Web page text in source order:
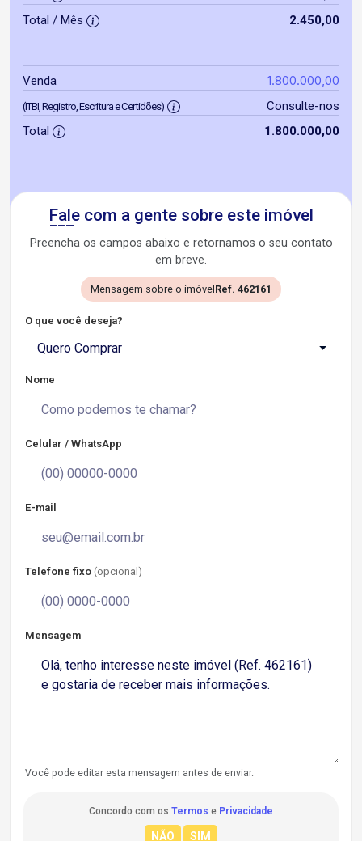
Total / Mês
2.450,00
Venda 1.800.000,00
(ITBI, Registro, Escritura e Certidões)
Consulte-nos
Total
1.800.000,00
Fale com a gente sobre este imóvel
Preencha os campos abaixo e retornamos o seu contato
em breve.
Mensagem sobre o imóvel Ref. 462161
O que você deseja?
Quero Comprar
Nome
Celular / WhatsApp
E-mail
Telefone fixo (opcional)
Mensagem
Você pode editar esta mensagem antes de enviar.
Concordo com os Termos e Privacidade